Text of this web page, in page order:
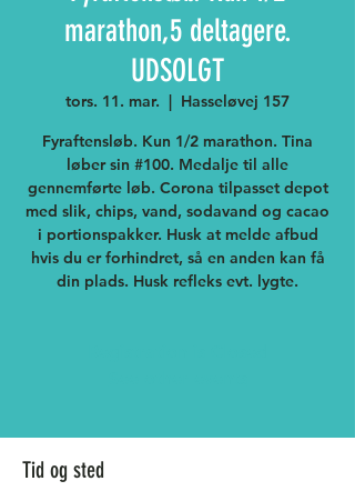
marathon,5 deltagere.
UDSOLGT
tors. 11. mar.
  |
Hasseløvej 157
Fyraftensløb. Kun 1/2 marathon. Tina
løber sin #100. Medalje til alle
gennemførte løb. Corona tilpasset depot
med slik, chips, vand, sodavand og cacao
i portionspakker. Husk at melde afbud
hvis du er forhindret, så en anden kan få
din plads. Husk refleks evt. lygte.
Tid og sted